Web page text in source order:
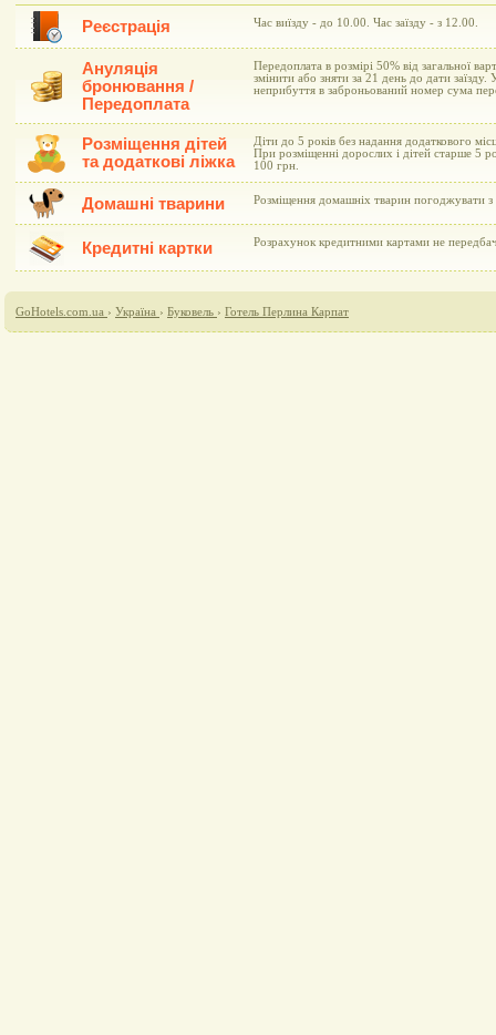
Реєстрація Час виїзду - до 10.00. Час заїзду - з 12.00.
Ануляція
бронювання /
Передоплата
Передоплата в розмірі 50% від загальної
змінити або зняти за 21 день до дати заїзду.
неприбуття в заброньований номер сума
Розміщення дітей
та додаткові ліжка
Діти до 5 років без надання додаткового
При розміщенні дорослих і дітей старше 5
100 грн.
Домашні тварини Розміщення домашніх тварин погоджувати з
Кредитні картки Розрахунок кредитними картами не
GoHotels.com.ua › Україна › Буковель › Готель Перлина Карпат